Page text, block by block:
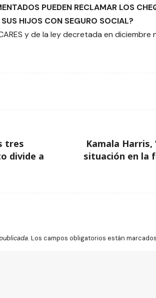
PUEDEN RECLAMAR LOS
HIJOS CON SEGURO SOCIAL?
y de la ley decretada en
tres
divide a
Kamala
situación en la
Los campos obligatorios están